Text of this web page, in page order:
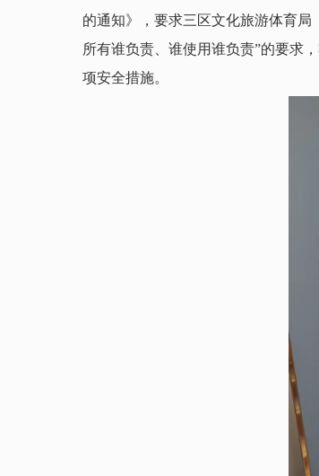
的通知》，要求三区文化旅游体育局
所有谁负责、谁使用谁负责”的要求
项安全措施。